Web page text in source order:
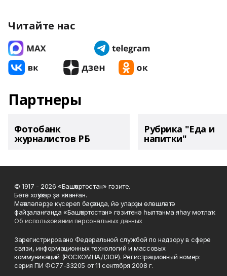
Читайте нас
Партнеры
Фотобанк
журналистов РБ
Рубрика "Еда и
напитки"
© 1917 - 2026 «Башҡортостан» гәзите.
Бөтә хоҡуҡтар ҙа яҡланған.
Мәҡәләләрҙе күсереп баҫҡанда, йә уларҙы өлөшләтә
файҙаланғанда «Башҡортостан» гәзитенә һылтанма яһау мотлаҡ.
Об использовании персональных данных
Зарегистрировано Федеральной службой по надзору в сфере
связи, информационных технологий и массовых
коммуникаций (РОСКОМНАДЗОР). Регистрационный номер:
серия ПИ ФС77-33205 от 11 сентября 2008 г.